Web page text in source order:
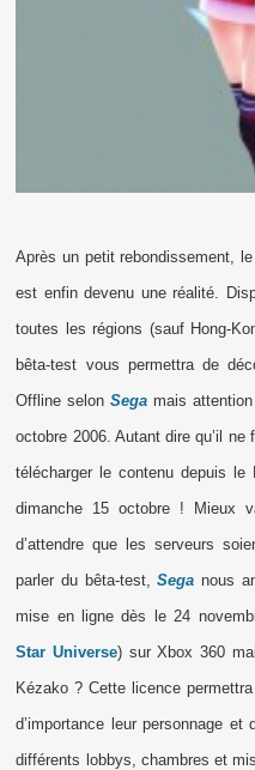
Après un petit rebondissement,
est enfin devenu une réalité.
toutes les régions (sauf Hong-
bêta-test vous permettra de
Offline selonSega mais
octobre 2006. Autant dire qu’il
télécharger le contenu depuis le
dimanche 15 octobre ! Mieux
d’attendre que les serveurs
parler du bêta-test,Sega nous
mise en ligne dès le 24
Star Universe) sur Xbox 360
Kézako ? Cette licence
d’importance leur personnage et
différents lobbys, chambres et